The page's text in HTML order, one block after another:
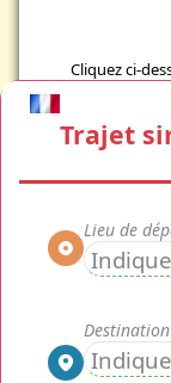
Cliquez ci-
VTC Aéroport
aéroport ou
ses
Bourget est
commercial
à vue (avec
Votre
qualité hors
assurer et